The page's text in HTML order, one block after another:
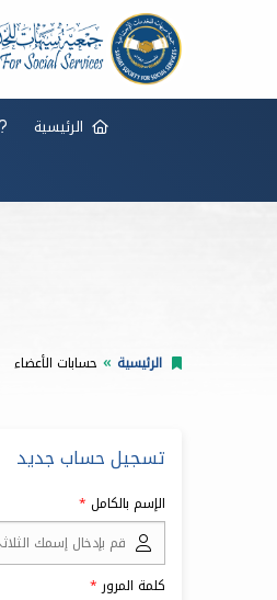
الرئيسية
الرئيسية حسابات الأعضاء
تسجيل حساب جديد
الإسم بالكامل
كلمة المرور